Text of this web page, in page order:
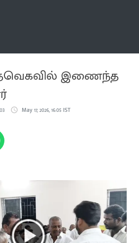
தவெகவில் இணைந்த
May 17, 2026, 16:05 IST